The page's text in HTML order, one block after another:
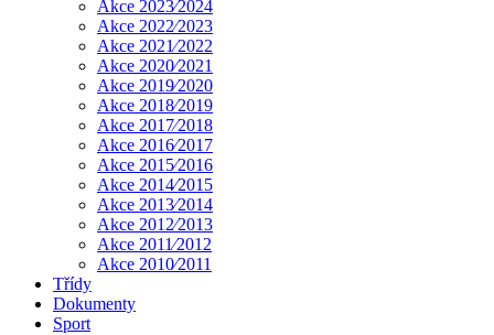
Akce 2023⁄2024
Akce 2022⁄2023
Akce 2021⁄2022
Akce 2020⁄2021
Akce 2019⁄2020
Akce 2018⁄2019
Akce 2017⁄2018
Akce 2016⁄2017
Akce 2015⁄2016
Akce 2014⁄2015
Akce 2013⁄2014
Akce 2012⁄2013
Akce 2011⁄2012
Akce 2010⁄2011
Třídy
Dokumenty
Sport